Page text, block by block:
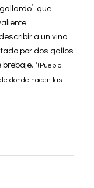
que
a un vino
por dos gallos
brebaje. *(Pueblo
donde nacen las